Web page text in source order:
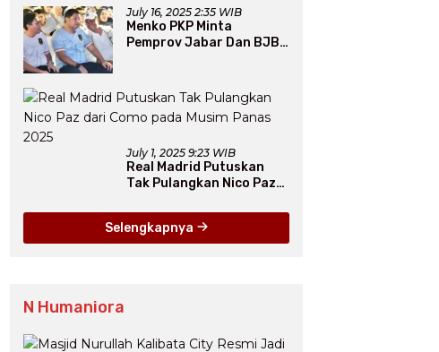
July 16, 2025 2:35 WIB
Menko PKP Minta
Pemprov Jabar Dan BJB
July 1, 2025 9:23 WIB
Real Madrid Putuskan
Tak Pulangkan Nico Paz
Panas 2025
Selengkapnya
N Humaniora